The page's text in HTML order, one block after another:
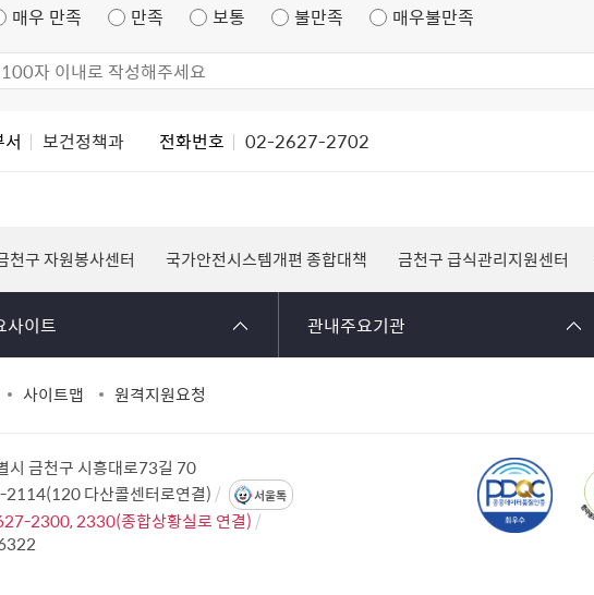
매우 만족
만족 보통 불만족 매우불만족
보건정책과 전화번호 02-2627-2702
천구 자원봉사센터 국가안전시스템개편 종합대책 금천구 급식관리지원센터
사이트 관내주요기관
사이트맵 원격지원요청
시 금천구 시흥대로73길 70
다산콜센터로연결)
서울톡
2300, 2330(종합상황실로 연결)